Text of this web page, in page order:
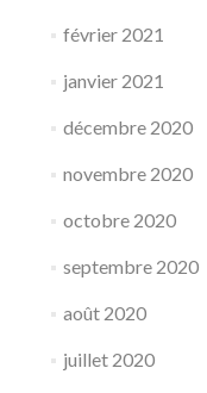
février 2021
janvier 2021
décembre 2020
novembre 2020
octobre 2020
septembre 2020
août 2020
juillet 2020